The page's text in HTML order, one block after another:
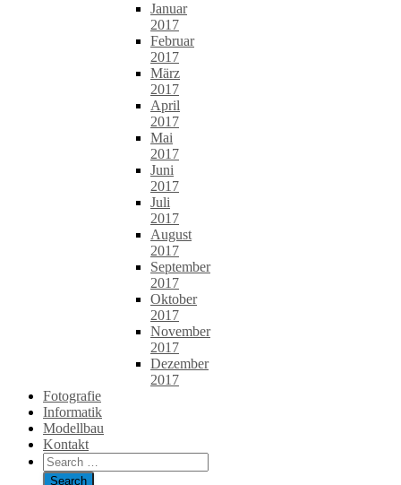
Januar
2017
Februar
2017
März
2017
April
2017
Mai
2017
Juni
2017
Juli
2017
August
2017
September
2017
Oktober
2017
November
2017
Dezember
2017
Fotografie
Informatik
Modellbau
Kontakt
Search
for: